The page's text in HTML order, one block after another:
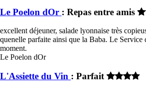
Le Poelon dOr : Repas entre amis
excellent déjeuner, salade lyonnaise très
quenelle parfaite ainsi que la Baba. Le
moment.
Le Poelon dOr
L'Assiette du Vin : Parfait